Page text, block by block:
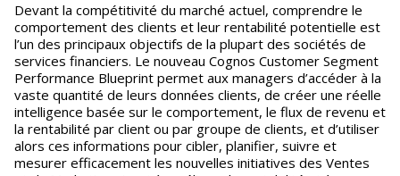
Devant la compétitivité du marché actuel, comprendre le
comportement des clients et leur rentabilité potentielle est
l’un des principaux objectifs de la plupart des sociétés de
services financiers. Le nouveau Cognos Customer Segment
Performance Blueprint permet aux managers d’accéder à la
vaste quantité de leurs données clients, de créer une réelle
intelligence basée sur le comportement, le flux de revenu et
la rentabilité par client ou par groupe de clients, et d’utiliser
alors ces informations pour cibler, planifier, suivre et
mesurer efficacement les nouvelles initiatives des Ventes